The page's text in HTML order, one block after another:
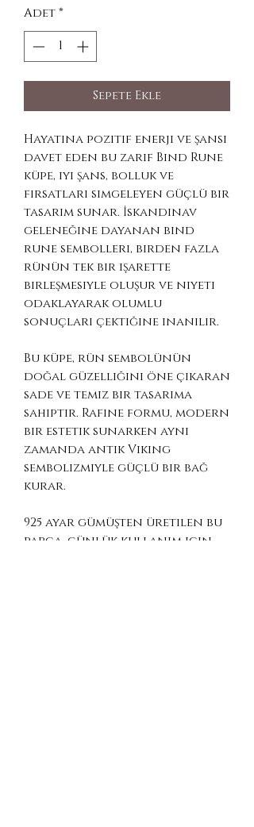
Adet*
Sepete Ekle
Hayatına pozitif enerji ve şansı
davet eden bu zarif Bind Rune
küpe, iyi şans, bolluk ve
fırsatları simgeleyen güçlü bir
tasarım sunar. İskandinav
geleneğine dayanan bind
rune sembolleri, birden fazla
rünün tek bir işarette
birleşmesiyle oluşur ve niyeti
odaklayarak olumlu
sonuçları çektiğine inanılır.
Bu küpe, rün sembolünün
doğal güzelliğini öne çıkaran
sade ve temiz bir tasarıma
sahiptir. Rafine formu, modern
bir estetik sunarken aynı
zamanda antik Viking
sembolizmiyle güçlü bir bağ
kurar.
925 ayar gümüşten üretilen bu
parça, günlük kullanım için